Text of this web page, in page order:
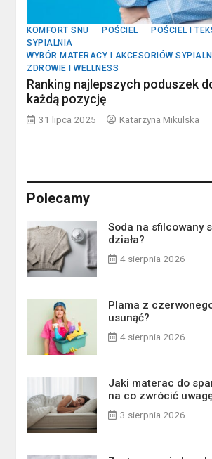
KOMFORT SNU POŚCIEL
POŚCIEL I
SYPIALNIA
WYBÓR MATERACY I AKCESORIÓW
ZDROWIE I WELLNESS
Ranking najlepszych poduszek
każdą pozycję
31 lipca 2025 Katarzyna Mikulska
Polecamy
Soda na sfilcowany
działa?
4 sierpnia 2026
Plama z
usunąć?
4 sierpnia 2026
Jaki materac do
na co zwrócić
3 sierpnia 2026